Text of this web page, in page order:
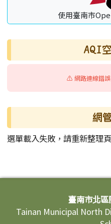
使用臺南市
AQI
⚠️ 網路連線錯
網
選單載入失敗，請重新整理
頁尾區域內容臺南市北
Tainan Municipal North